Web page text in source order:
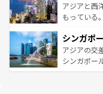
ひ現地で味
が旅行者を
参照してほ
帯で自然と
いビーチで
激する。気
が待ってい
た文化、そ
アジアと西
もっている
み、どこを
ており、効
うな絶景か
シンガポ
アジアの交
シンガポー